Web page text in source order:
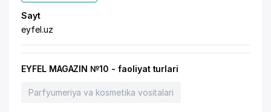
Sayt
eyfel.uz
EYFEL MAGAZIN №10 - faoliyat turlari
Parfyumeriya va kosmetika vositalari